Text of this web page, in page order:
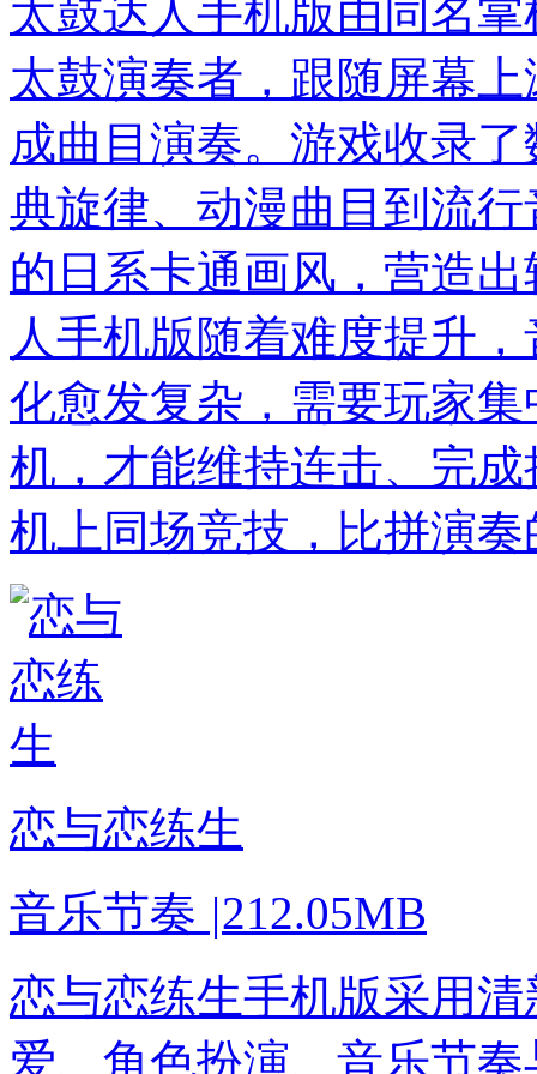
太鼓达人手机版由同名
太鼓演奏者，跟随屏幕
成曲目演奏。游戏收录
典旋律、动漫曲目到流
的日系卡通画风，营造
人手机版随着难度提升
化愈发复杂，需要玩家
机，才能维持连击、完
机上同场竞技，比拼演
恋与恋练生
音乐节奏 |212.05MB
恋与恋练生手机版采用
爱、角色扮演、音乐节